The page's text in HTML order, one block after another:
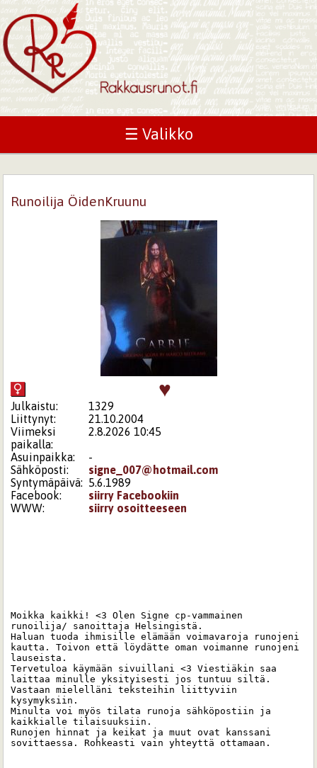
☰ Valikko
Runoilija ÖidenKruunu
♥
Julkaistu:
1329
Liittynyt:
21.10.2004
Viimeksi
paikalla:
2.8.2026 10:45
Asuinpaikka:
-
Sähköposti:
signe_007@hotmail.com
Syntymäpäivä: 5.6.1989
Facebook:
siirry Facebookiin
WWW:
siirry osoitteeseen
Moikka kaikki! <3 Olen Signe cp-vammainen
runoilija/ sanoittaja Helsingistä.
Haluan tuoda ihmisille elämään voimavaroja runojeni
kautta. Toivon että löydätte oman voimanne runojeni
lauseista.
Tervetuloa käymään sivuillani <3 Viestiäkin saa
laittaa minulle yksityisesti jos tuntuu siltä.
Vastaan mielelläni teksteihin liittyviin
kysymyksiin.
Minulta voi myös tilata runoja sähköpostiin ja
kaikkialle tilaisuuksiin.
Runojen hinnat ja keikat ja muut ovat kanssani
sovittaessa. Rohkeasti vain yhteyttä ottamaan.